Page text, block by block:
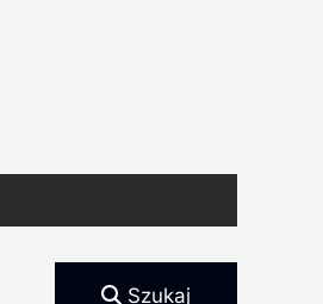
Szukaj